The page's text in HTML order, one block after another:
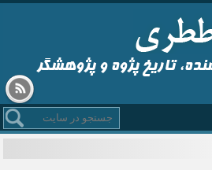
تاریخ پژوه و پژوهشگر